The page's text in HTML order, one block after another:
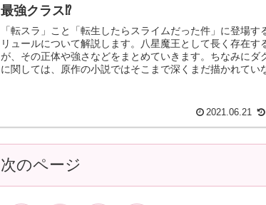
最強クラス⁉
「転スラ」こと「転生したらスライムだった件」に登場す
リュールについて解説します。八星魔王として長く存在す
が、その正体や強さなどをまとめていきます。ちなみにダ
に関しては、原作の小説ではそこまで深くまだ描かれてい
2021.06.21
次のページ